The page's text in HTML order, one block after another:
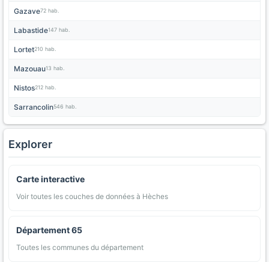
Gazave72 hab.
Labastide147 hab.
Lortet210 hab.
Mazouau13 hab.
Nistos212 hab.
Sarrancolin546 hab.
Explorer
Carte interactive
Voir toutes les couches de données à Hèches
Département 65
Toutes les communes du département